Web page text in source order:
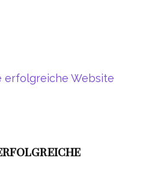
erfolgreiche